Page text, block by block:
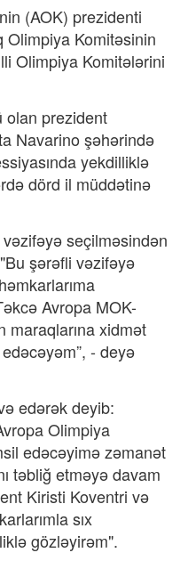
(AOK) prezidenti
Komitəsinin
Olimpiya Komitələrini
olan prezident
Navarino şəhərində
yekdilliklə
dörd il müddətinə
seçilməsindən
şərəfli vəzifəyə
Avropa MOK-
maraqlarına xidmət
- deyə
edərək deyib:
Olimpiya
edəcəyimə zəmanət
təbliğ etməyə davam
Kiristi Koventri və
sıx
gözləyirəm".